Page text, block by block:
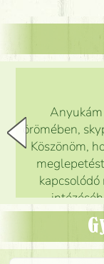
örömében,
Köszönöm,